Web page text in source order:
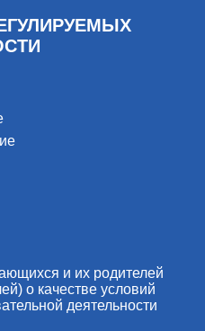
и их родителей
о качестве условий
деятельности